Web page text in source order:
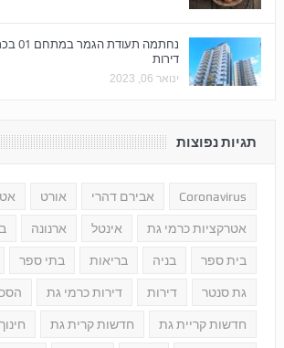
דירות
ינואר 06, 2023
תגיות נפוצות
Coronavirus אבירם דהרי אורט
אטרקציות כרמי גת אינטל ארנונה
בית ספר בניה בריאות בתי ספר
גת סנטר דירות דירות כרמי גת
חדשות קריית גת חדשות קרית גת חינוך